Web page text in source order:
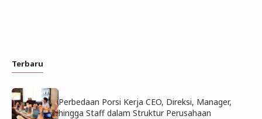
Terbaru
Perbedaan Porsi Kerja CEO, Direksi, Manager,
hingga Staff dalam Struktur Perusahaan